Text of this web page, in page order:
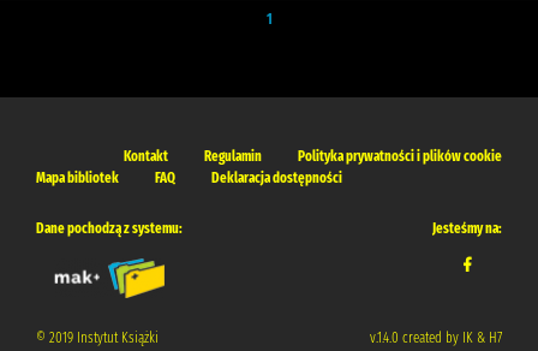
1
Kontakt Regulamin
Polityka prywatności i plików cookie
Mapa bibliotek
FAQ Deklaracja dostępności
Dane pochodzą z systemu: Jesteśmy na:
© 2019 Instytut Książki v.1.4.0 created by IK & H7